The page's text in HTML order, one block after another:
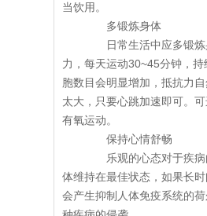
当饮用。
多锻炼身体
日常生活中应多锻炼
力，每天运动30~45分钟，
胞数目会明显增加，抵抗力
太大，只要心跳加速即可。
有氧运动。
保持心情舒畅
乐观的心态对于疾病
体维持在最佳状态，如果长
会产生抑制人体免疫系统的